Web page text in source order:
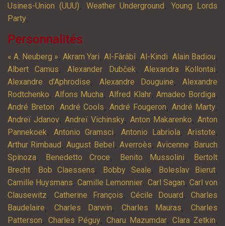
Usines-Union (UUU), Weather Underground ,Young Lords
Party,
Personnalités
« A. Neuberg », Akram Yari, Al-Fârâbî, Al-Kindi, Alain Badiou,
Albert Camus,Alexander Dubček, Alexandra Kollontai,
Alexandre d’Aphrodise, Alexandre Douguine, Alexandre
Rodtchenko, Alfons Mucha,Alfred Klahr,Amadeo Bordiga,
André Breton, André Cools, André Fougeron, André Marty,
Andreï Jdanov, Andreï Vichinsky, Anton Makarenko, Anton
Pannekoek,Antonio Gramsci, Antonio Labriola,Aristote,
Arthur Rimbaud ,August Bebel , Averroès, Avicenne, Baruch
Spinoza, Benedetto Croce, Benito Mussolini,
Bertolt
Brecht, Bob Claessens, Bobby Seale, Boleslav Bierut,
Camille Huysmans,Camille Lemonnier, Carl Sagan, Carl von
Clausewitz,Catherine François,Cécile Douard ,Charles
Baudelaire, Charles Darwin, Charles Mauras, Charles
Patterson, Charles Péguy,Charu Mazumdar,Clara Zetkin,